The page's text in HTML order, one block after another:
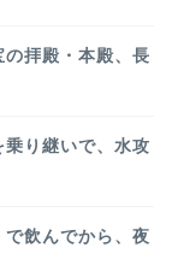
拝殿・本殿、長
り継いで、水攻
飲んでから、夜